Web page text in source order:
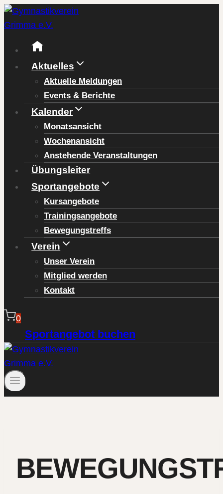
Zum
Inhalt
springen
Aktuelles
Aktuelle Meldungen
Events & Berichte
Kalender
Monatsansicht
Wochenansicht
Anstehende Veranstaltungen
Übungsleiter
Sportangebote
Kursangebote
Trainingsangebote
Bewegungstreffs
Verein
Unser Verein
Mitglied werden
Kontakt
0
Sportangebot buchen